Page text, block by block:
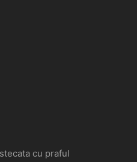
cu praful